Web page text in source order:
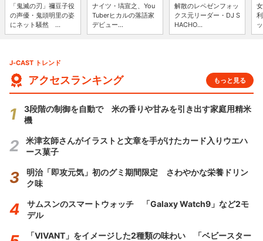
「鬼滅の刃」禰豆子役
の声優・鬼頭明里の姿
にネット騒然 ...
ナイツ・塙宣之、You
Tuberヒカルの落語家
デビュー...
解散のレペゼンフォッ
クス元リーダー・DJ S
HACHO...
J-CAST トレンド
アクセスランキング もっと見る
3段階の制御を自動で 米の香りや甘みを引き出す家庭用精米
機
米津玄師さんがイラストと文章を手がけたカード入りウエハ
ース菓子
明治「即攻元気」初のグミ期間限定 さわやかな栄養ドリン
ク味
サムスンのスマートウォッチ 「Galaxy Watch9」など2モ
デル
「VIVANT」をイメージした2種類の味わい 「ベビースター